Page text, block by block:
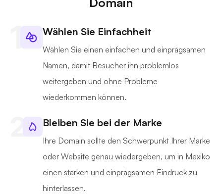
Wählen Sie Einfachheit
Wählen Sie einen einfachen und einprägsamen
Namen, damit Besucher ihn problemlos
weitergeben und ohne Probleme
wiederkommen können.
Bleiben Sie bei der Marke
Ihre Domain sollte den Schwerpunkt Ihrer Marke
oder Website genau wiedergeben, um in Mexiko
einen starken und einprägsamen Eindruck zu
hinterlassen.